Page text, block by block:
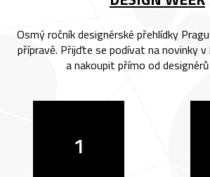
Osmý ročník designérské přehlídky
přípravě. Přijďte se podívat na novinky
a nakoupit přímo od
1